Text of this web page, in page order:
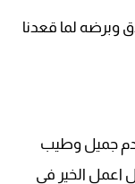
وبرضه لما قعدنا
جميل وطيب
اعمل الخير في